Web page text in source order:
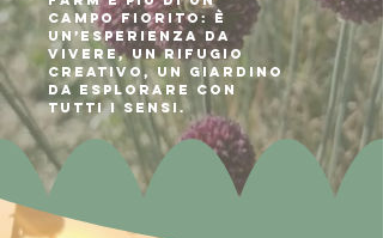
campo fiorito: è
un’esperienza da
vivere, un rifugio
creativo, un giardino
da esplorare con
tutti i sensi.